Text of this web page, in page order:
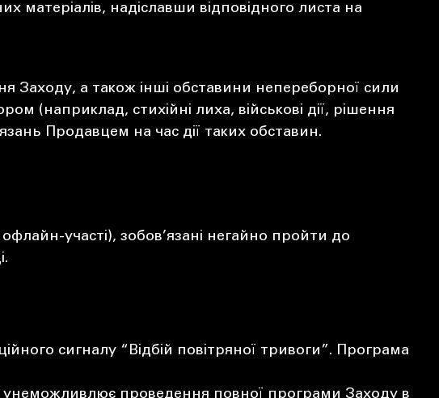
надіславши відповідного листа на
Заходу, а також інші обставини непереборної сили
(наприклад, стихійні лиха, військові дії, рішення
Продавцем на час дії таких обставин.
участі), зобов’язані негайно пройти до
сигналу “Відбій повітряної тривоги”. Програма
проведення повної програми Заходу в